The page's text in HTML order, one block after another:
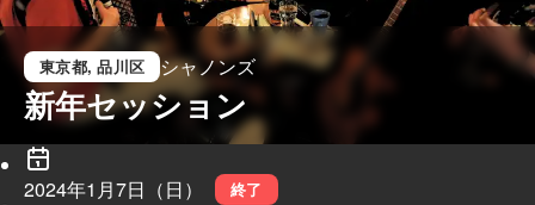
東京都, 品川区 シャノンズ
新年セッション
2024年1月7日（日） 終了